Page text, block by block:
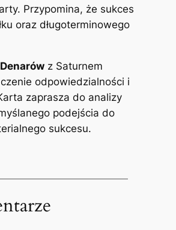
Przypomina, że sukces
oraz długoterminowego
z Saturnem
odpowiedzialności i
zaprasza do analizy
podejścia do
sukcesu.